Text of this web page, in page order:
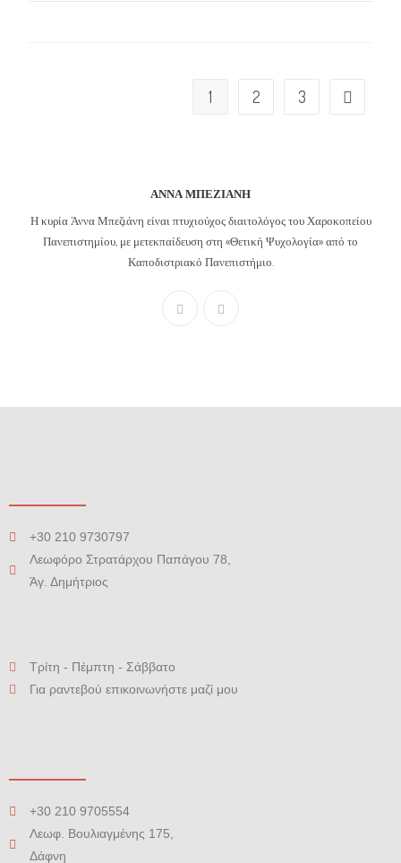
1 2 3
ΆΝΝΑ ΜΠΕΖΙΆΝΗ
Η κυρία Άννα Μπεζιάνη είναι πτυχιούχος διαιτολόγος του Χαροκοπείου
Πανεπιστημίου, με μετεκπαίδευση στη «Θετική Ψυχολογία» από το
Καποδιστριακό Πανεπιστήμιο.
+30 210 9730797
Λεωφόρο Στρατάρχου Παπάγου 78,
Άγ. Δημήτριος
Τρίτη - Πέμπτη - Σάββατο
Για ραντεβού επικοινωνήστε μαζί μου
+30 210 9705554
Λεωφ. Βουλιαγμένης 175,
Δάφνη